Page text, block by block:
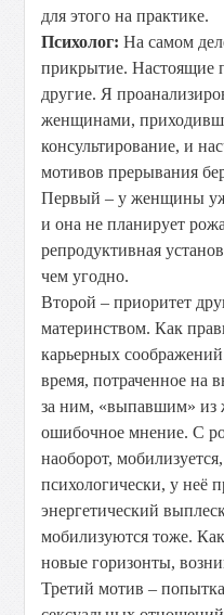
для этого на практике.
Психолог: На самом
прикрытие. Настоящие
другие. Я
женщинами,
консультирование, и
мотивов прерывания
Первый – у женщины
и она не планирует
репродуктивная
чем угодно.
Второй – приоритет
материнством. Как
карьерных
время, потраченное на
за ним, «выпавшим» из
ошибочное мнение. С
наоборот,
психологически, у неё
энергетический
мобилизуются тоже.
новые горизонты,
Третий мотив –